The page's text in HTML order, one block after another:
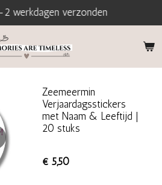
2 werkdagen verzonden
Zeemeermin
Verjaardagsstickers
met Naam & Leeftijd |
20 stuks
€ 5,50